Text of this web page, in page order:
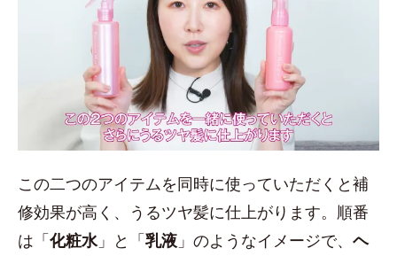
この二つのアイテムを同時に使っていただくと補
修効果が高く、うるツヤ髪に仕上がります。順番
は「化粧水」と「乳液 」のようなイメージで、 ヘ